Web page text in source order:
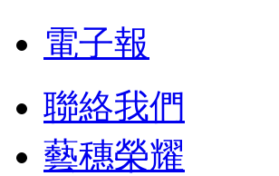
電子報
聯絡我們
藝穗榮耀